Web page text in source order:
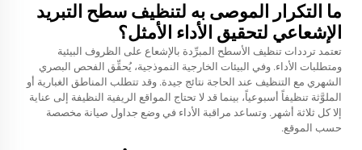
ما التكرار الموصى به لتنظيف سطح التبريد
الإشعاعي لتحقيق الأداء الأمثل؟
تعتمد ترددات تنظيف الأسطح المبرِّدة بالإشعاع على الظروف البيئية
ومتطلبات الأداء. وفي البيئات الخارجية النموذجية، يُحقِّق الفحص البصري
الشهري مع التنظيف عند الحاجة نتائج جيدة. وقد تتطلب المناطق الغبارية أو
الملوَّثة تنظيفاً أسبوعياً، بينما قد لا تحتاج المواقع الريفية النظيفة إلى عناية
إلا كل ثلاثة أشهر. وتساعد مراقبة الأداء في وضع جداول صيانة مخصصة
حسب الموقع.